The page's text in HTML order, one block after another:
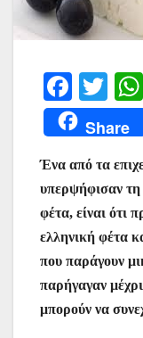
F
a
c
e
b
o
o
k
T
w
itt
er
Share
Ένα από τα
υπερψήφισαν
φέτα, είναι ότι
ελληνική φέτα
που παράγουν
παρήγαγαν
μπορούν να